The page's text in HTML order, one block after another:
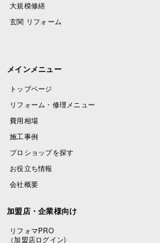
大規模修繕
玄関 リフォーム
メインメニュー
トップページ
リフォーム・修理メニュー
費用相場
施工事例
プロショップを探す
お役立ち情報
会社概要
加盟店・企業様向け
リフォマPRO
（加盟店ログイン)